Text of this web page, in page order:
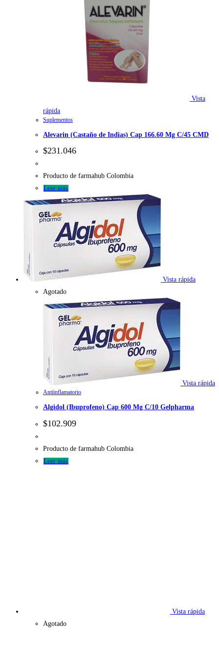
Vista
rápida
Suplementos
Alevarin (Castaño de Indias) Cap 166.60 Mg C/45 CMD
$231.046
Producto de farmahub Colombia
Leer más
Vista rápida
Agotado
Vista rápida
Antiinflamatorio
Algidol (Ibuprofeno) Cap 600 Mg C/10 Gelpharma
$102.909
Producto de farmahub Colombia
Leer más
Vista rápida
Agotado